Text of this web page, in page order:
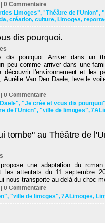
0 Commentaire
Limoges", "Théâtre de l'Union",
, création, culture, Limoges,
dis pourquoi.
pourquoi. Arriver dans un
peu comme arriver dans une
l'environnement et les
Aurélie Van Den Daele, lève le
0 Commentaire
, "Je crée et vous dis pourquoi"
de l'Union", "ville de limoges",
tombe" au Théâtre de
une adaptation du
les attentats du 11 septembre
nous transporte au-delà du choc
0 Commentaire
, "ville de limoges", 7ALimoges,